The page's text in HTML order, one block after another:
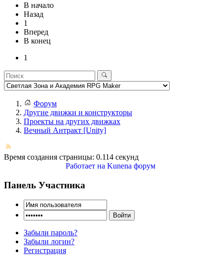
В начало
Назад
1
Вперед
В конец
1
Форум
Другие движки и конструкторы
Проекты на других движках
Вечный Антракт [Unity]
Время создания страницы: 0.114 секунд
Работает на Kunena форум
Панель Участника
Забыли пароль?
Забыли логин?
Регистрация